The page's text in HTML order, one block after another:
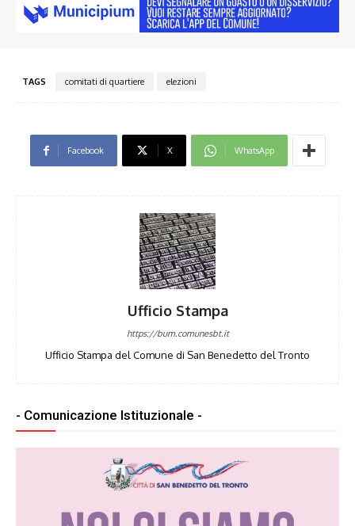
TAGS comitati di quartiere elezioni
Facebook X WhatsApp
Ufficio Stampa
https://bum.comunesbt.it
Ufficio Stampa del Comune di San Benedetto del Tronto
- Comunicazione Istituzionale -